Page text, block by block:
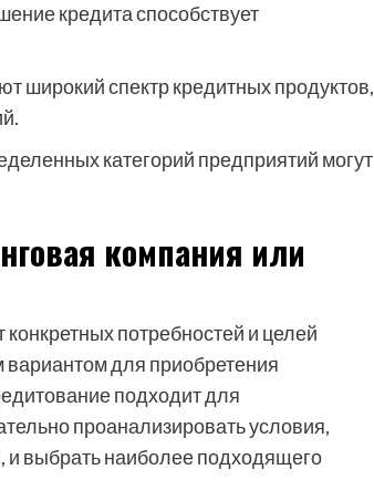
кредита способствует
широкий спектр кредитных продуктов,
категорий предприятий могут
компания или
потребностей и целей
вариантом для приобретения
подходит для
проанализировать условия,
выбрать наиболее подходящего